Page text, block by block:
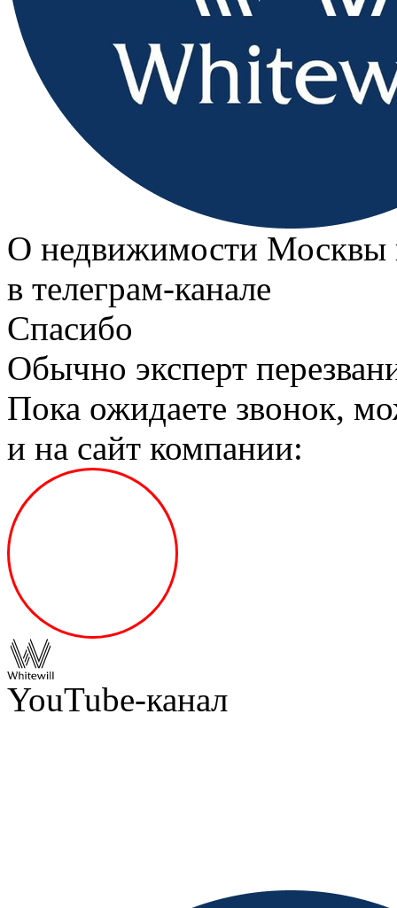
О недвижимости Москвы
в телеграм‑канале
Спасибо
Обычно эксперт
Пока ожидаете звонок,
и на сайт компании:
YouTube-канал